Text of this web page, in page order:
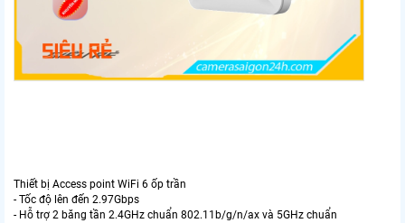
Thiết bị Access point WiFi 6 ốp trần
- Tốc độ lên đến 2.97Gbps
- Hỗ trợ 2 băng tần 2.4GHz chuẩn 802.11b/g/n/ax và 5GHz chuẩn